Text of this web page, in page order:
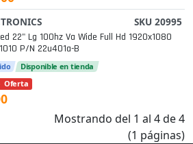
SKU 20995
22" Lg 100hz Va Wide Full Hd 1920x1080
P/n 22u401a-B
Disponible en tienda
Oferta
Mostrando del 1 al 4 de 4
(1 páginas)